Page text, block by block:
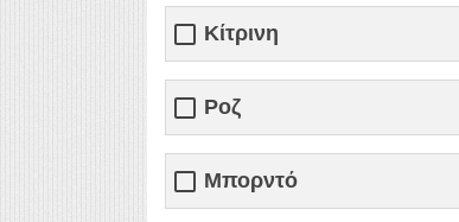
Κίτρινη
Ροζ
Μπορντό